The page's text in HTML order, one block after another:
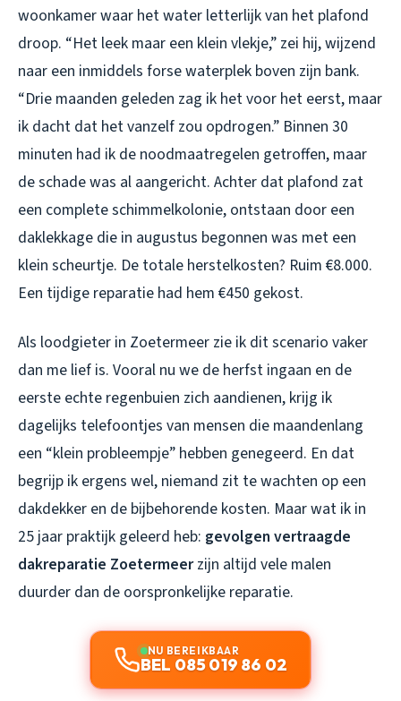
woonkamer waar het water letterlijk van het plafond
droop. “Het leek maar een klein vlekje,” zei hij, wijzend
naar een inmiddels forse waterplek boven zijn bank.
“Drie maanden geleden zag ik het voor het eerst, maar
ik dacht dat het vanzelf zou opdrogen.” Binnen 30
minuten had ik de noodmaatregelen getroffen, maar
de schade was al aangericht. Achter dat plafond zat
een complete schimmelkolonie, ontstaan door een
daklekkage die in augustus begonnen was met een
klein scheurtje. De totale herstelkosten? Ruim €8.000.
Een tijdige reparatie had hem €450 gekost.
Als loodgieter in Zoetermeer zie ik dit scenario vaker
dan me lief is. Vooral nu we de herfst ingaan en de
eerste echte regenbuien zich aandienen, krijg ik
dagelijks telefoontjes van mensen die maandenlang
een “klein probleempje” hebben genegeerd. En dat
begrijp ik ergens wel, niemand zit te wachten op een
dakdekker en de bijbehorende kosten. Maar wat ik in
25 jaar praktijk geleerd heb: gevolgen vertraagde
dakreparatie Zoetermeerzijn altijd vele malen
duurder dan de oorspronkelijke reparatie.
NU BEREIKBAAR
BEL 085 019 86 02